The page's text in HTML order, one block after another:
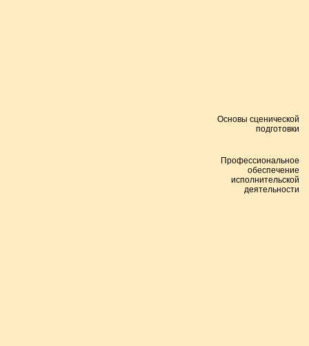
Основы сценической
подготовки
Профессиональное
обеспечение
исполнительской
деятельности